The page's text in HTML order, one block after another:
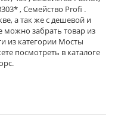
, Семейство Profi .
а так же с дешевой и
можно забрать товар из
из категории Мосты
посмотреть в каталоге